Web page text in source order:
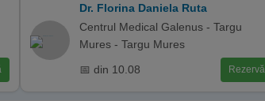
Dr. Florina Daniela Ruta
Centrul Medical Galenus - Targu
Mures - Targu Mures
📅 din 10.08 Rezervă